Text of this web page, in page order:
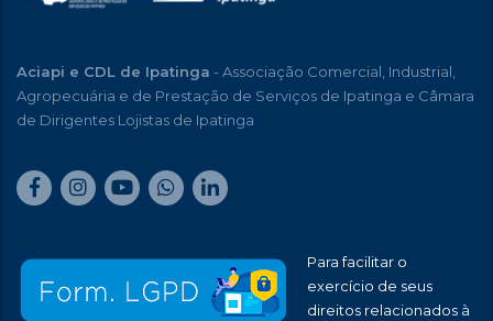
Aciapi e CDL de Ipatinga - Associação Comercial, Industrial,
Agropecuária e de Prestação de Serviços de Ipatinga e Câmara
de Dirigentes Lojistas de Ipatinga
Para facilitar o
exercício de seus
direitos relacionados à